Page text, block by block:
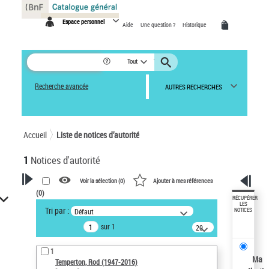
Espace personnel Aide Une question ? Historique
Tout
Recherche avancée AUTRES RECHERCHES
Accueil Liste de notices d’autorité
1 Notices d'autorité
VOTRE RECHERCHE
Recherche avancée dans les
notices d’autorité
Œuvres liées à l'auteur :
Temperton, Rod (1947-2016)
Voir la sélection (0) Ajouter à mes références
(0)
Tri par : Défaut
sur 1
20
résultats/page
1
Temperton, Rod (1947-2016)
RÉCUPÉRER
LES
NOTICES
Ma
Panneau de gestion des cookies